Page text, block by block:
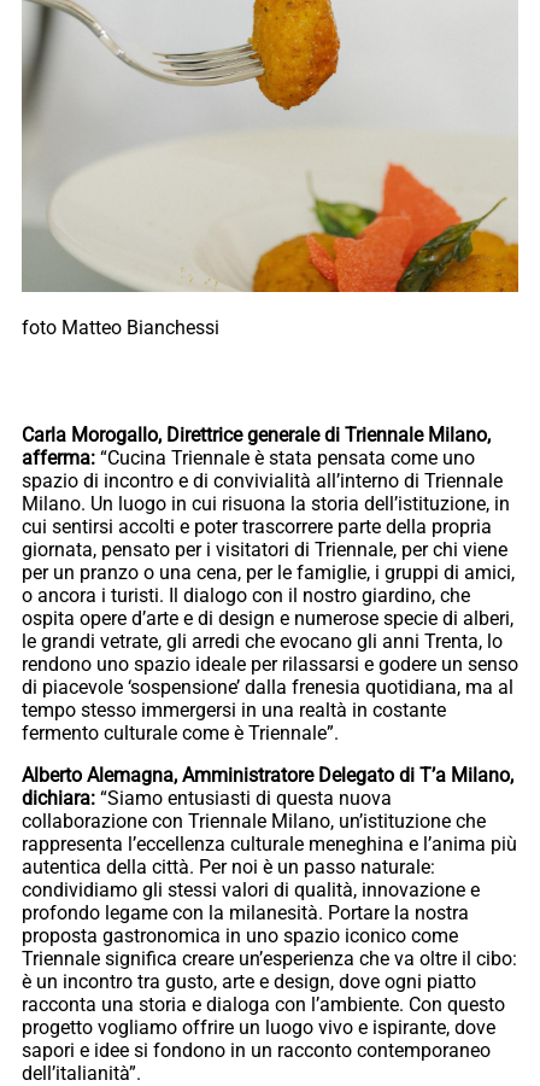
foto Matteo Bianchessi
Carla Morogallo, Direttrice generale di Triennale Milano,
afferma: “Cucina Triennale è stata pensata come uno
spazio di incontro e di convivialità all’interno di Triennale
Milano. Un luogo in cui risuona la storia dell’istituzione, in
cui sentirsi accolti e poter trascorrere parte della propria
giornata, pensato per i visitatori di Triennale, per chi viene
per un pranzo o una cena, per le famiglie, i gruppi di amici,
o ancora i turisti. Il dialogo con il nostro giardino, che
ospita opere d’arte e di design e numerose specie di alberi,
le grandi vetrate, gli arredi che evocano gli anni Trenta, lo
rendono uno spazio ideale per rilassarsi e godere un senso
di piacevole ‘sospensione’ dalla frenesia quotidiana, ma al
tempo stesso immergersi in una realtà in costante
fermento culturale come è Triennale”.
Alberto Alemagna, Amministratore Delegato di T’a Milano,
dichiara: “Siamo entusiasti di questa nuova
collaborazione con Triennale Milano, un’istituzione che
rappresenta l’eccellenza culturale meneghina e l’anima più
autentica della città. Per noi è un passo naturale:
condividiamo gli stessi valori di qualità, innovazione e
profondo legame con la milanesità. Portare la nostra
proposta gastronomica in uno spazio iconico come
Triennale significa creare un’esperienza che va oltre il cibo:
è un incontro tra gusto, arte e design, dove ogni piatto
racconta una storia e dialoga con l’ambiente. Con questo
progetto vogliamo offrire un luogo vivo e ispirante, dove
sapori e idee si fondono in un racconto contemporaneo
dell’italianità”.